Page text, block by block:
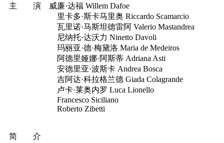
主 演 威廉·达福 Willem Dafoe
里卡多·斯卡马里奥 Riccardo Scamarcio
瓦里诺·马斯坦德雷阿 Valerio Mastandrea
尼纳托·达沃力 Ninetto Davoli
玛丽亚·德·梅黛洛 Maria de Medeiros
阿德里娅娜·阿斯蒂 Adriana Asti
安德里亚·波斯卡 Andrea Bosca
吉阿达·科拉格兰德 Giada Colagrande
卢卡·莱奥内罗 Luca Lionello
Francesco Siciliano
Roberto Zibetti
简 介